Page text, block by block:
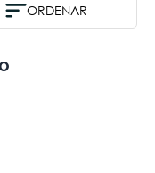
ORDENAR